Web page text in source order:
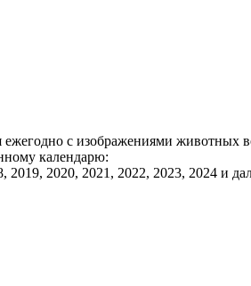
с изображениями животных
календарю:
2020, 2021, 2022, 2023, 2024 и